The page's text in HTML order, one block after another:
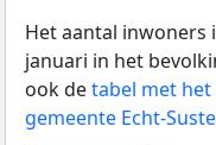
Het aantal inwoners
januari in het
ook detabel met
gemeente Echt-